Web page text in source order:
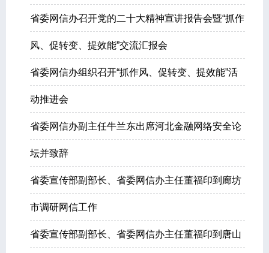
省委网信办召开党的二十大精神宣讲报告会暨“抓作
风、促转变、提效能”交流汇报会
省委网信办组织召开“抓作风、促转变、提效能”活
动推进会
省委网信办副主任牛兰东出席河北金融网络安全论
坛并致辞
省委宣传部副部长、省委网信办主任董福印到廊坊
市调研网信工作
省委宣传部副部长、省委网信办主任董福印到唐山